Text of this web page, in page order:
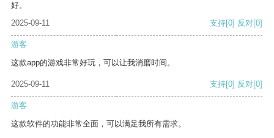
好。
2025-09-11
支持[0] 反对[0]
游客
这款app的游戏非常好玩，可以让我消磨时间。
2025-09-11 支持[0] 反对[0]
游客
这款软件的功能非常全面，可以满足我所有需求。